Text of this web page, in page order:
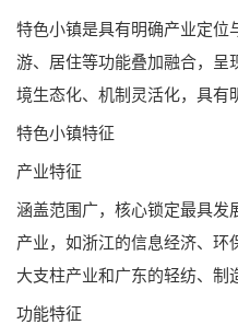
特色小镇是具有明确产业定位
游、居住等功能叠加融合，呈
境生态化、机制灵活化，具有
特色小镇特征
产业特征
涵盖范围广，核心锁定最具发
产业，如浙江的信息经济、环
大支柱产业和广东的轻纺、制
功能特征